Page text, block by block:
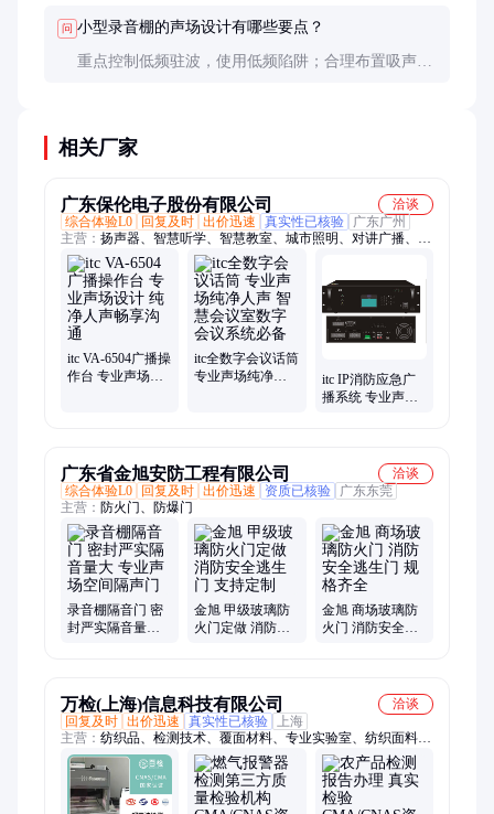
问 小型录音棚的声场设计有哪些要点？
重点控制低频驻波，使用低频陷阱；合理布置吸声和
相关厂家
广东保伦电子股份有限公司
洽谈
综合体验L0
回复及时 出价迅速 真实性已核验
广东广州
主营： 扬声器、智慧听学、智慧教室、城市照明、对讲广播、视
频会议、智慧录播、绿色环保、指挥中心、舞台灯光、全彩led
屏、校园广播、无纸化会议
itc VA-6504广播操
作台 专业声场设
itc全数字会议话筒
专业声场纯净人
itc IP消防应急广
播系统 专业声场
广东省金旭安防工程有限公司
洽谈
综合体验L0
回复及时 出价迅速 资质已核验
广东东莞
主营： 防火门、防爆门
录音棚隔音门 密
封严实隔音量大
金旭 甲级玻璃防
火门定做 消防安
金旭 商场玻璃防
火门 消防安全逃
万检(上海)信息科技有限公司
洽谈
回复及时 出价迅速 真实性已核验
上海
主营： 纺织品、检测技术、覆面材料、专业实验室、纺织面料、
检测中心、五氯苯酚、儿童服装、童装绳索、检测平台、服装机
械、检测设备、纤维检测、检测实验室、儿童服饰安全